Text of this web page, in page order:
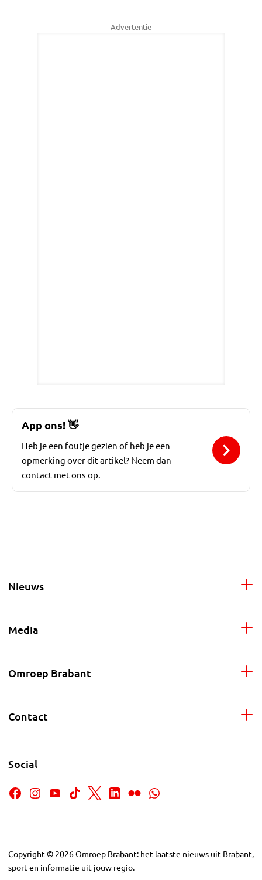
Advertentie
App ons!👋
Heb je een foutje gezien of heb je een
opmerking over dit artikel? Neem dan
contact met ons op.
Nieuws
Media
Omroep Brabant
Contact
Social
Copyright © 2026Omroep Brabant: het laatste nieuws uit Brabant,
sport en informatie uit jouw regio.